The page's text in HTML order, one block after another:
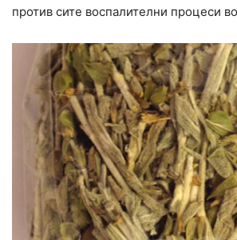
против сите воспалителни процеси